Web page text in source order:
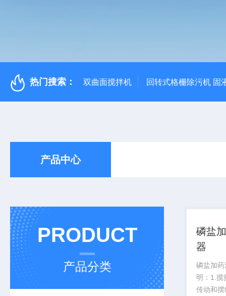
热门搜索： 双曲面搅拌机 回转式格栅除污机 固
产品中心
PRODUCT
产品分类
磷盐
器
磷盐加
明：1.搅
传动和